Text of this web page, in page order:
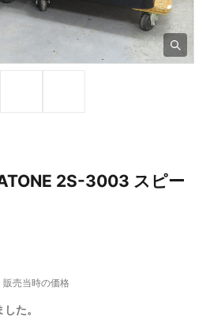
2S-3003 スピー
販売当時の価格
た。